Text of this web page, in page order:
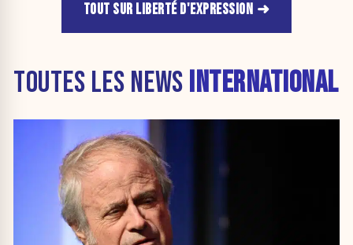
TOUT SUR LIBERTÉ D'EXPRESSION
TOUTES LES NEWS INTERNATIONAL